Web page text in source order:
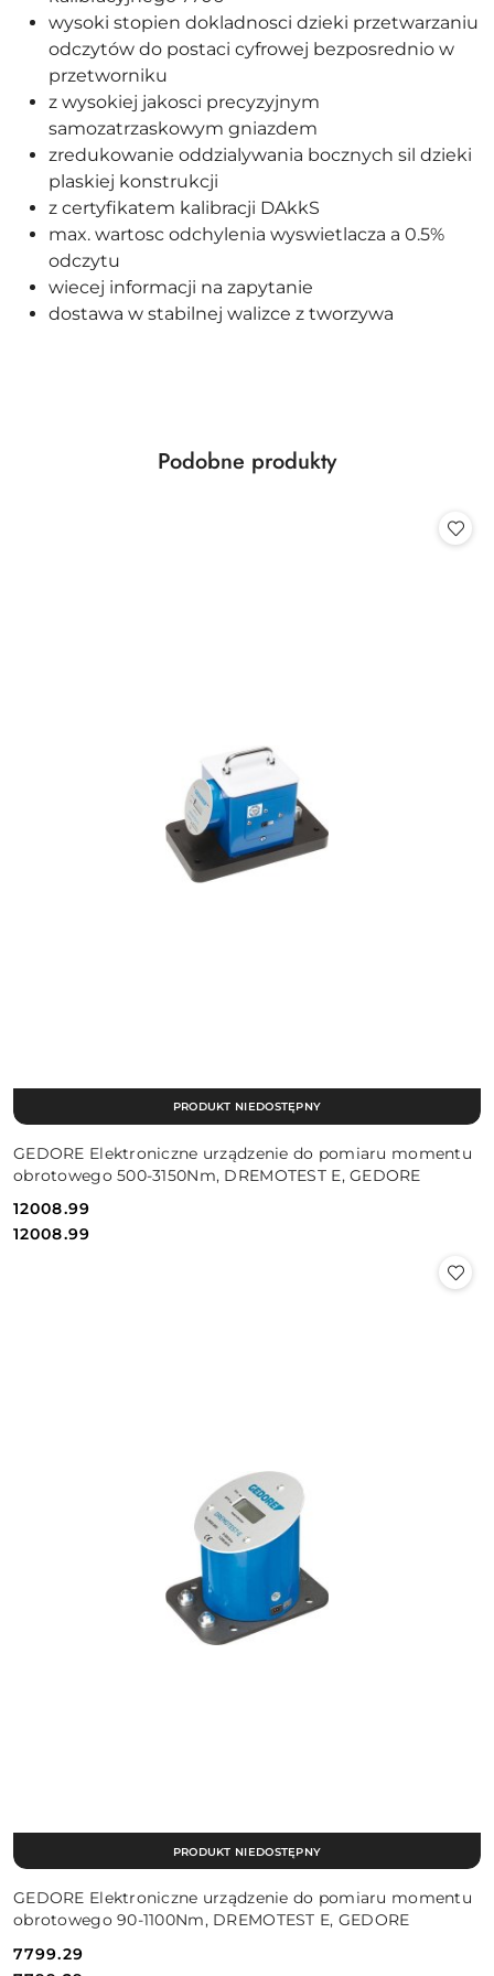
wysoki stopien dokladnosci dzieki przetwarzaniu
odczytów do postaci cyfrowej bezposrednio w
przetworniku
z wysokiej jakosci precyzyjnym
samozatrzaskowym gniazdem
zredukowanie oddzialywania bocznych sil dzieki
plaskiej konstrukcji
z certyfikatem kalibracji DAkkS
max. wartosc odchylenia wyswietlacza a 0.5%
odczytu
wiecej informacji na zapytanie
dostawa w stabilnej walizce z tworzywa
Pomiń karuzelę produktów
Produkty
Podobne produkty
GEDORE Elektroniczne urządzenie do pomiaru momentu
obrotowego 500-3150Nm, DREMOTEST E, GEDORE
Cena:
12008.99
Cena:
12008.99
PRODUKT NIEDOSTĘPNY
GEDORE Elektroniczne urządzenie do pomiaru momentu
obrotowego 90-1100Nm, DREMOTEST E, GEDORE
7799.29
PRODUKT NIEDOSTĘPNY